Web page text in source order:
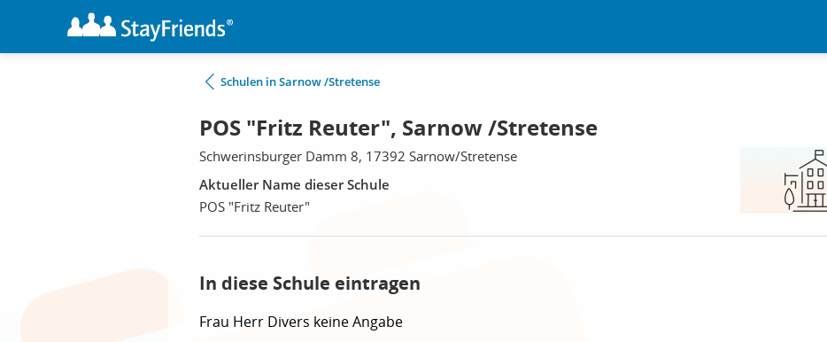
Schulen in Sarnow /Stretense
POS "Fritz Reuter", Sarnow /Stretense
Schwerinsburger Damm 8, 17392 Sarnow/Stretense
Aktueller Name dieser Schule
POS "Fritz Reuter"
In diese Schule eintragen
Frau Herr Divers keine Angabe